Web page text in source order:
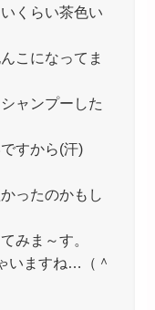
くらい茶色い
こになってま
ャンプーした
すから(汗)
ったのかもし
みま～す。
いますね…（＾